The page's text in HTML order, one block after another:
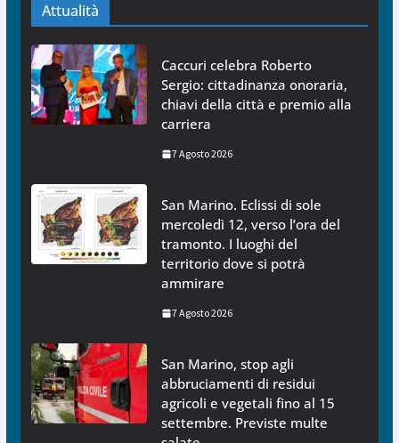
Attualità
Caccuri celebra Roberto
Sergio: cittadinanza onoraria,
chiavi della città e premio alla
carriera
7 Agosto 2026
San Marino. Eclissi di sole
mercoledì 12, verso l’ora del
tramonto. I luoghi del
territorio dove si potrà
ammirare
7 Agosto 2026
San Marino, stop agli
abbruciamenti di residui
agricoli e vegetali fino al 15
settembre. Previste multe